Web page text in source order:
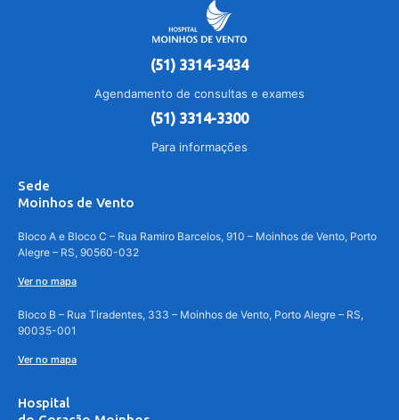
(51) 3314-3434
Agendamento de consultas e exames
(51) 3314-3300
Para informações
Sede
Moinhos de Vento
Bloco A e Bloco C – Rua Ramiro Barcelos, 910 – Moinhos de Vento, Porto
Alegre – RS, 90560-032
Ver no mapa
Bloco B – Rua Tiradentes, 333 – Moinhos de Vento, Porto Alegre – RS,
90035-001
Ver no mapa
Hospital